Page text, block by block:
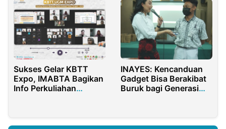
Sukses Gelar KBTT
Expo, IMABTA Bagikan
Info Perkuliahan
INAYES: Kencanduan
Gadget Bisa Berakibat
Buruk bagi Generasi